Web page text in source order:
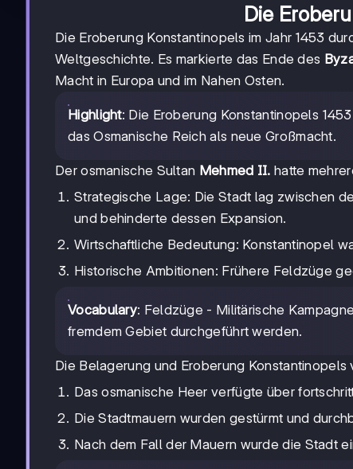
Die
Die Eroberung Konstantinopels im Jahr 1453
Weltgeschichte. Es markierte das Ende des
Macht in Europa und im Nahen Osten.
Highlight: Die Eroberung Konstantinopels
das Osmanische Reich als neue Großmacht.
Der osmanische Sultan Mehmed II. hatte
Strategische Lage: Die Stadt lag zwischen
und behinderte dessen Expansion.
Wirtschaftliche Bedeutung: Konstantinopel
Historische Ambitionen: Frühere Feldzüge
Vocabulary: Feldzüge - Militärische
fremdem Gebiet durchgeführt werden.
Die Belagerung und Eroberung
Das osmanische Heer verfügte über
Die Stadtmauern wurden gestürmt und
Nach dem Fall der Mauern wurde die Stadt